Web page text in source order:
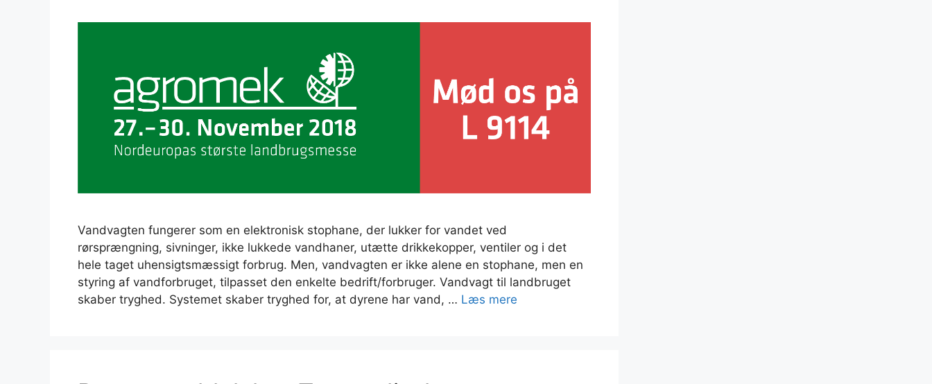
Vandvagten fungerer som en elektronisk stophane, der lukker for vandet ved
rørsprængning, sivninger, ikke lukkede vandhaner, utætte drikkekopper, ventiler og i det
hele taget uhensigtsmæssigt forbrug. Men, vandvagten er ikke alene en stophane, men en
styring af vandforbruget, tilpasset den enkelte bedrift/forbruger. Vandvagt til landbruget
skaber tryghed. Systemet skaber tryghed for, at dyrene har vand, … Læs mere